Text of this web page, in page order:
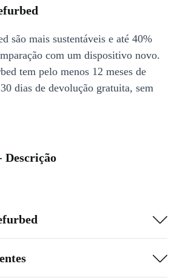
são mais sustentáveis e até 40%
com um dispositivo novo.
tem pelo menos 12 meses de
dias de devolução gratuita, sem
Descrição